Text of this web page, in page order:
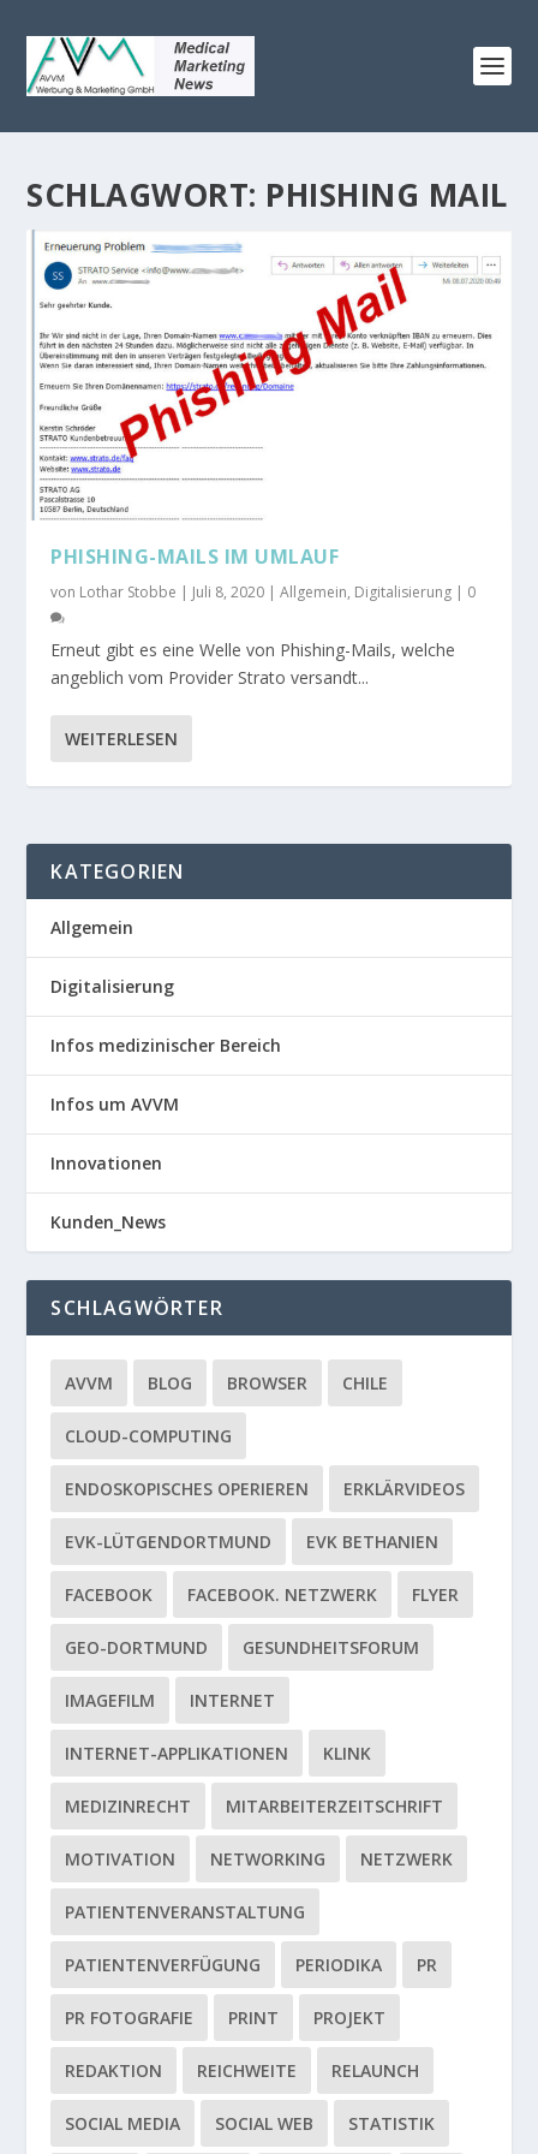
SCHLAGWORT: PHISHING MAIL
PHISHING-MAILS IM UMLAUF
von Lothar Stobbe | Juli 8, 2020 |Allgemein, Digitalisierung | 0
Erneut gibt es eine Welle von Phishing-Mails, welche
angeblich vom Provider Strato versandt...
WEITERLESEN
KATEGORIEN
Allgemein
Digitalisierung
Infos medizinischer Bereich
Infos um AVVM
Innovationen
Kunden_News
SCHLAGWÖRTER
AVVM BLOG BROWSER CHILE
CLOUD-COMPUTING
ENDOSKOPISCHES OPERIEREN ERKLÄRVIDEOS
EVK-LÜTGENDORTMUND EVK BETHANIEN
FACEBOOK FACEBOOK. NETZWERK FLYER
GEO-DORTMUND GESUNDHEITSFORUM
IMAGEFILM INTERNET
INTERNET-APPLIKATIONEN KLINK
MEDIZINRECHT MITARBEITERZEITSCHRIFT
MOTIVATION NETWORKING NETZWERK
PATIENTENVERANSTALTUNG
PATIENTENVERFÜGUNG PERIODIKA PR
PR FOTOGRAFIE PRINT PROJEKT
REDAKTION REICHWEITE RELAUNCH
SOCIAL MEDIA SOCIAL WEB STATISTIK